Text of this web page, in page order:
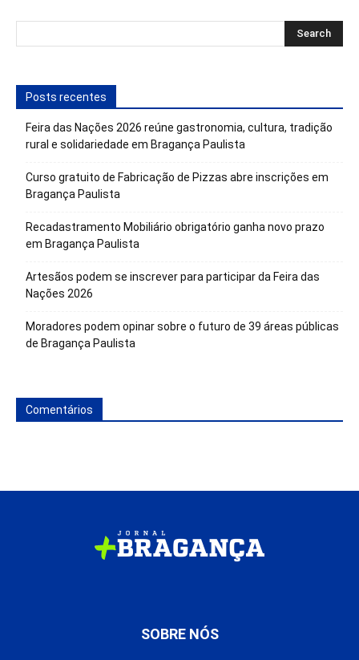
Posts recentes
Feira das Nações 2026 reúne gastronomia, cultura, tradição
rural e solidariedade em Bragança Paulista
Curso gratuito de Fabricação de Pizzas abre inscrições em
Bragança Paulista
Recadastramento Mobiliário obrigatório ganha novo prazo
em Bragança Paulista
Artesãos podem se inscrever para participar da Feira das
Nações 2026
Moradores podem opinar sobre o futuro de 39 áreas públicas
de Bragança Paulista
Comentários
SOBRE NÓS